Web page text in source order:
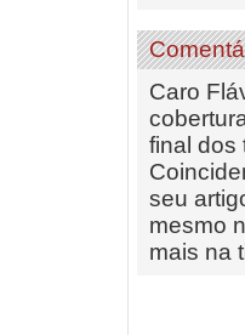
Caro
final dos
seu
mesmo
mais na